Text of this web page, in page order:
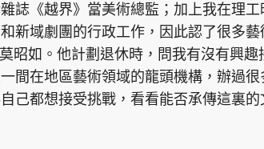
誌《越界》當美術總監；加上我在理工
新域劇團的行政工作，因此認了很多藝
昭如。他計劃退休時，問我有沒有興趣
間在地區藝術領域的龍頭機構，辦過
己都想接受挑戰，看看能否承傳這裏的